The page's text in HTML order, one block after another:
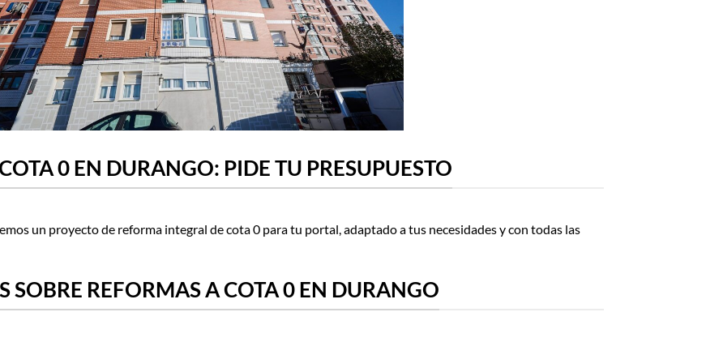
0 EN DURANGO: PIDE TU PRESUPUESTO
un proyecto de reforma integral de cota 0 para tu portal, adaptado a tus necesidades y con todas las
SOBRE REFORMAS A COTA 0 EN DURANGO